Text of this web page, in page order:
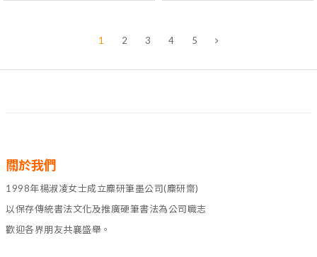
1 2 3 4 5
關於我們
1998年楊淑凌女士成立麋研筆墨公司(麋研齋)
以保存傳統書法文化及推廣硬筆書法為公司職志
歡迎各界朋友共襄盛舉。